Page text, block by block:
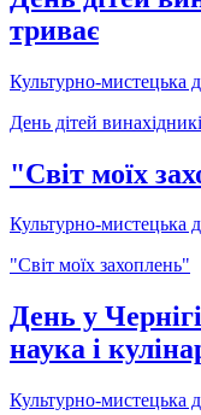
триває
Культурно-мистецька
День дітей
"Світ моїх
Культурно-мистецька
"Світ моїх захоплень"
День у
наука і
Культурно-мистецька